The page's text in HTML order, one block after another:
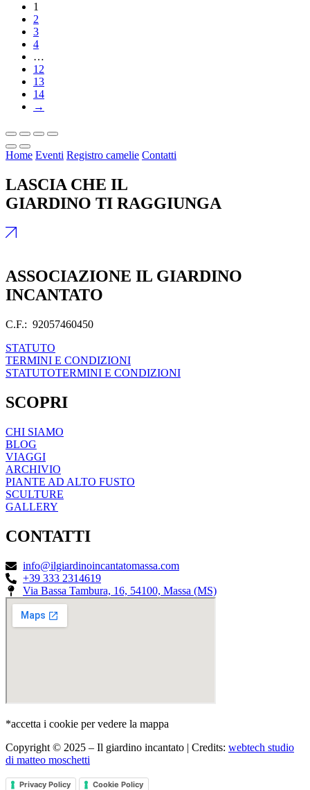
1
2
3
4
…
12
13
14
→
Home Eventi Registro camelie Contatti
LASCIA CHE IL
GIARDINO TI RAGGIUNGA
ASSOCIAZIONE IL GIARDINO
INCANTATO
C.F.: 92057460450
STATUTO
TERMINI E CONDIZIONI
STATUTOTERMINI E CONDIZIONI
SCOPRI
CHI SIAMO
BLOG
VIAGGI
ARCHIVIO
PIANTE AD ALTO FUSTO
SCULTURE
GALLERY
CONTATTI
info@ilgiardinoincantatomassa.com
+39 333 2314619
Via Bassa Tambura, 16, 54100, Massa (MS)
*accetta i cookie per vedere la mappa
Copyright © 2025 – Il giardino incantato | Credits: webtech studio
di matteo moschetti
Privacy Policy Cookie Policy